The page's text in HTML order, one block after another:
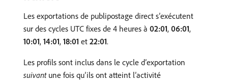
Les exportations de publipostage direct s’exécutent
sur des cycles UTC fixes de 4 heures à 02:01, 06:01,
10:01, 14:01, 18:01 et 22:01.
Les profils sont inclus dans le cycle d’exportation
suivantune fois qu’ils ont atteint l’activité